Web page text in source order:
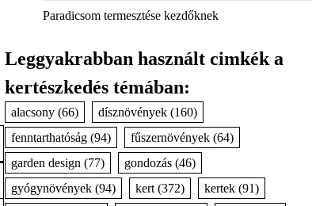
Paradicsom termesztése kezdőknek
Leggyakrabban használt cimkék a
kertészkedés témában:
alacsony(66) dísznövények(160)
fenntarthatóság(94) fűszernövények(64)
garden design (77) gondozás(46)
gyógynövények(94) kert(372) kertek(91)